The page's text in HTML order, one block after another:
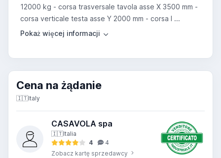
12000 kg - corsa trasversale tavola asse X 3500 mm -
corsa verticale testa asse Y 2000 mm - corsa l ...
Cena na żądanie
🇮🇹Italy
CASAVOLA spa
🇮🇹Italia
4
4
Zobacz kartę sprzedawcy